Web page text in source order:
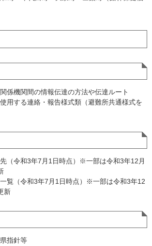
係機関間の情報伝達の方法や伝達ルート
用する連絡・報告様式類（避難所共通様式を
（令和3年7月1日時点）※一部は令和3年12月
覧（令和3年7月1日時点）※一部は令和3年12
新
指針等